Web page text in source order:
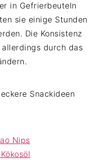
in Gefrierbeuteln
sie einige Stunden
Die Konsistenz
durch das
Snackideen
Nips